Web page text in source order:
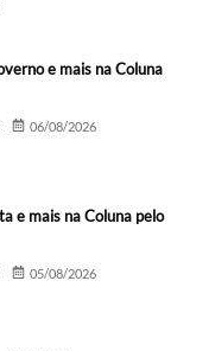
e mais na Coluna
06/08/2026
e mais na Coluna pelo
05/08/2026